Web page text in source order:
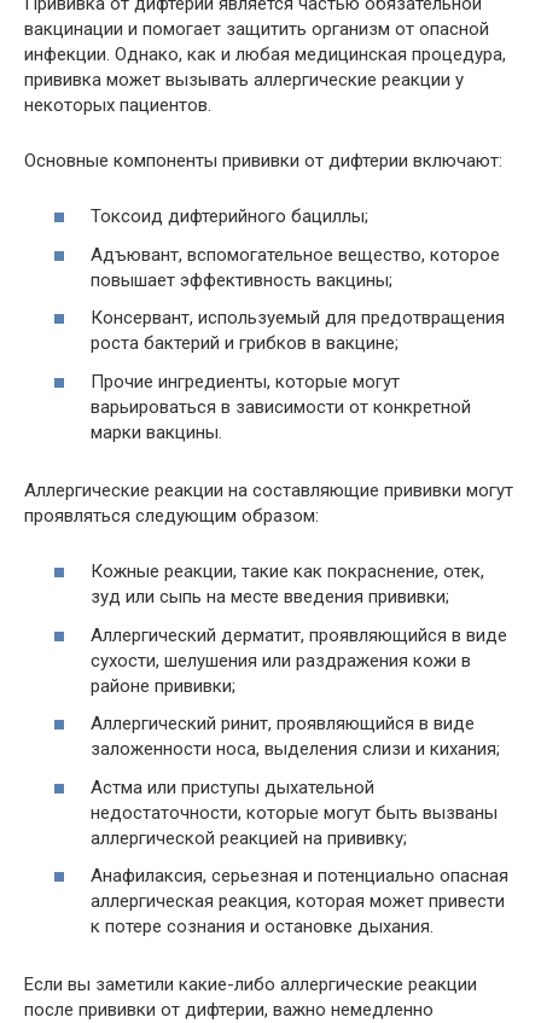
вакцинации и помогает защитить организм от опасной
инфекции. Однако, как и любая медицинская процедура,
прививка может вызывать аллергические реакции у
некоторых пациентов.
Основные компоненты прививки от дифтерии включают:
Токсоид дифтерийного бациллы;
Адъювант, вспомогательное вещество, которое
повышает эффективность вакцины;
Консервант, используемый для предотвращения
роста бактерий и грибков в вакцине;
Прочие ингредиенты, которые могут
варьироваться в зависимости от конкретной
марки вакцины.
Аллергические реакции на составляющие прививки могут
проявляться следующим образом:
Кожные реакции, такие как покраснение, отек,
зуд или сыпь на месте введения прививки;
Аллергический дерматит, проявляющийся в виде
сухости, шелушения или раздражения кожи в
районе прививки;
Аллергический ринит, проявляющийся в виде
заложенности носа, выделения слизи и кихания;
Астма или приступы дыхательной
недостаточности, которые могут быть вызваны
аллергической реакцией на прививку;
Анафилаксия, серьезная и потенциально опасная
аллергическая реакция, которая может привести
к потере сознания и остановке дыхания.
Если вы заметили какие-либо аллергические реакции
после прививки от дифтерии, важно немедленно